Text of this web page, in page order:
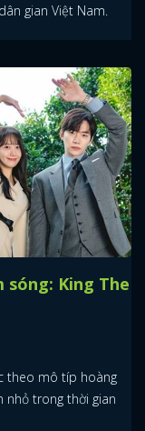
gian Việt Nam.
King The
theo mô típ hoàng
nhỏ trong thời gian